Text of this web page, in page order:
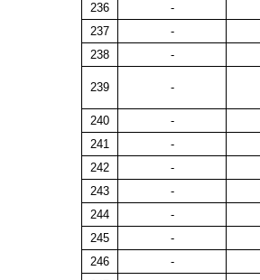
236
-
237
-
238
-
239 -
240 -
241
-
242
-
243
-
244
-
245
-
246
-